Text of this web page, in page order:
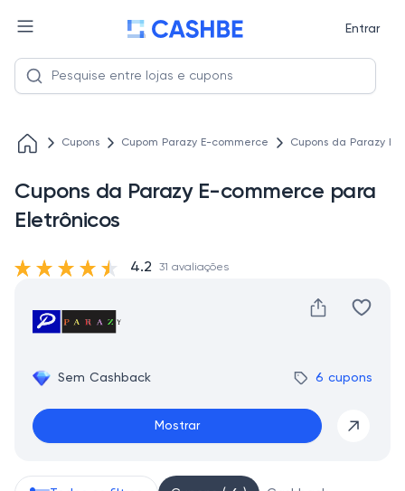
Entrar
Cupons Cupom Parazy E-commerce Cupons da Parazy
Cupons da Parazy E-commerce para
Eletrônicos
Sem Cashback 6 cupons
Mostrar
4.2 31 avaliações